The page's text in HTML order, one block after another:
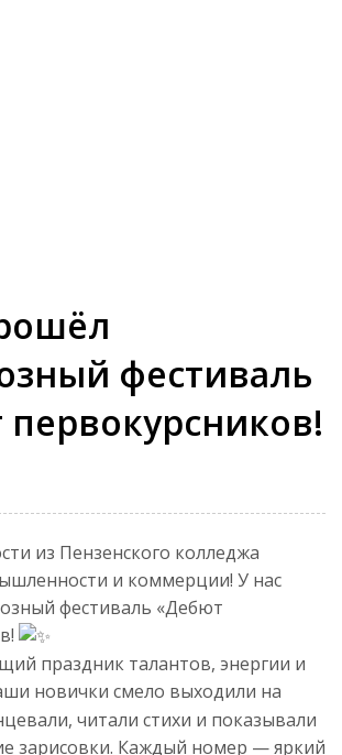
фестиваль
из Пензенского колледжа
и коммерции! У нас
фестиваль «Дебют
праздник талантов, энергии и
новички смело выходили на
читали стихи и показывали
зарисовки. Каждый номер — яркий